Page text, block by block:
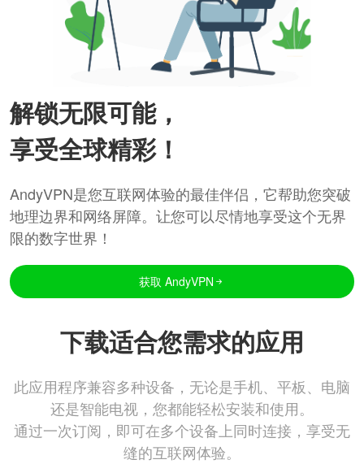
解锁无限可能，
享受全球精彩！
AndyVPN是您互联网体验的最佳伴侣，它帮助您突破
地理边界和网络屏障。让您可以尽情地享受这个无界
限的数字世界！
获取 AndyVPN
下载适合您需求的应用
此应用程序兼容多种设备，无论是手机、平板、电脑
还是智能电视，您都能轻松安装和使用。
通过一次订阅，即可在多个设备上同时连接，享受无
缝的互联网体验。